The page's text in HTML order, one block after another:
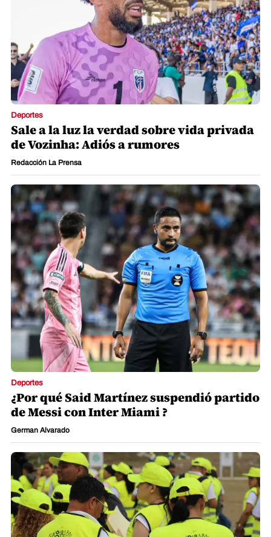
Deportes
Sale a la luz la verdad sobre vida privada
de Vozinha: Adiós a rumores
Redacción La Prensa
Deportes
¿Por qué Said Martínez suspendió partido
de Messi con Inter Miami ?
German Alvarado